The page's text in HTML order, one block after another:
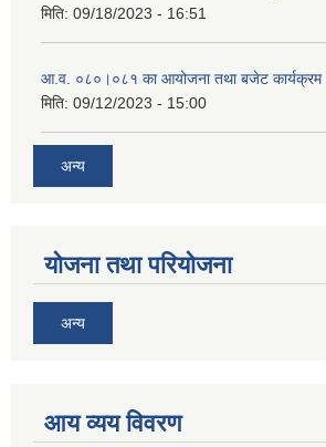
मिति: 09/18/2023 - 16:51
आ.व. ०८०।०८१ का आयोजना तथा बजेट कार्यक्रम
मिति: 09/12/2023 - 15:00
अन्य
योजना तथा परियोजना
अन्य
आय व्यय विवरण